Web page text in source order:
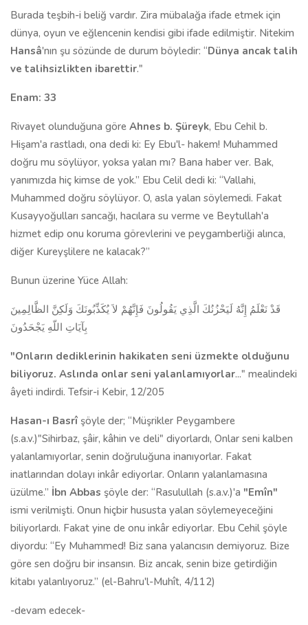
Burada teşbih-i beliğ vardır. Zira mübalağa ifade etmek için
dünya, oyun ve eğlencenin kendisi gibi ifade edilmiştir. Nitekim
Hansâ'nın şu sözünde de durum böyledir: “Dünya ancak talih
ve talih­sizlikten ibarettir."
Enam: 33
Rivayet olunduğuna göre Ahnes b. Şüreyk, Ebu Cehil b.
Hişam'a rastladı, ona dedi ki: Ey Ebu'l- hakem! Muhammed
doğru mu söylüyor, yok­sa yalan mı? Bana haber ver. Bak,
yanımızda hiç kimse de yok.” Ebu Celil dedi ki: “Vallahi,
Muhammed doğru söylüyor. O, asla yalan söylemedi. Fa­kat
Kusayyoğulları sancağı, hacılara su verme ve Beytullah'a
hizmet edip onu koruma görevlerini ve peygamberliği alınca,
diğer Kureyşlilere ne kalacak?”
Bunun üzerine Yüce Allah:
قَدْ نَعْلَمُ إِنَّهُ لَيَحْزُنُكَ الَّذِي يَقُولُونَ فَإِنَّهُمْ لاَ يُكَذِّبُونَكَ وَلَكِنَّ الظَّالِمِينَ
بِآيَاتِ اللّهِ يَجْحَدُونَ
"Onların dediklerinin hakikaten seni üzmekte olduğunu
biliyoruz. Aslında onlar seni yalanlamıyorlar..." mealin­deki
âyeti indirdi. Tefsir-i Kebir, 12/205
Hasan-ı Basrî şöyle der; “Müşrikler Peygambere
(s.a.v.)"Sihirbaz, şâir, kâhin ve deli" diyorlardı, Onlar seni kalben
yalanlamıyorlar, senin doğruluğuna inanıyorlar. Fakat
inatlarından dolayı inkâr ediyorlar. Onların yalanlamasına
üzülme.” İbn Abbas şöyle der: “Rasulullah (s.a.v.)'a "Emîn"
ismi verilmişti. Onun hiçbir hususta yalan söy­lemeyeceğini
biliyorlardı. Fakat yine de onu inkâr ediyorlar. Ebu Cehil şöy­le
diyordu: “Ey Muhammed! Biz sana yalancısın demiyoruz. Bize
göre sen doğru bir insansın. Biz ancak, senin bize getirdiğin
kitabı yalanlıyoruz.” (el-Bahru'l-Muhît, 4/112)
-devam edecek-